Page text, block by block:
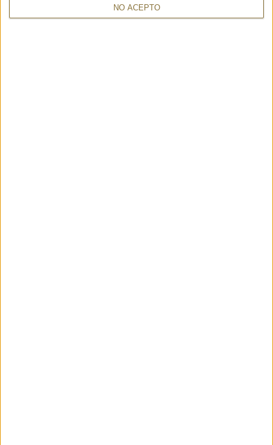
NO ACEPTO
BOSTON MANDORLA - 25122
30% 295€ 206,50 €
FUROSHIKI TOBAC - FRI+YAY
30% 68€ 47,60 €